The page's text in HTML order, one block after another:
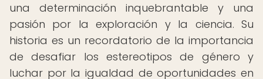
una determinación inquebrantable y una
pasión por la exploración y la ciencia. Su
historia es un recordatorio de la importancia
de desafiar los estereotipos de género y
luchar por la igualdad de oportunidades en